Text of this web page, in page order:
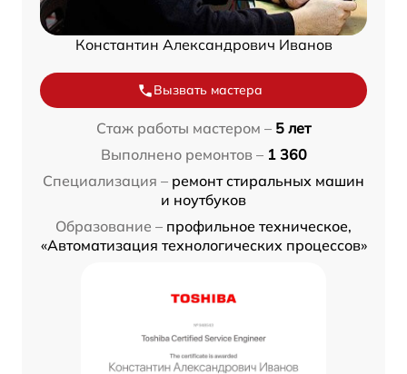
Константин Александрович Иванов
Вызвать мастера
Стаж работы мастером – 5 лет
Выполнено ремонтов – 1 360
Специализация – ремонт стиральных машин
и ноутбуков
Образование – профильное техническое,
«Автоматизация технологических процессов»